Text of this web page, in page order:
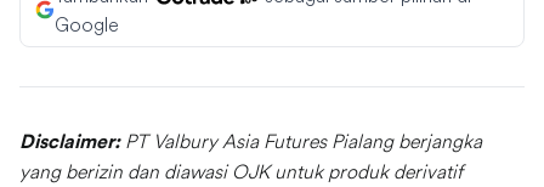
Google
Disclaimer: PT Valbury Asia Futures Pialang berjangka
yang berizin dan diawasi OJK untuk produk derivatif